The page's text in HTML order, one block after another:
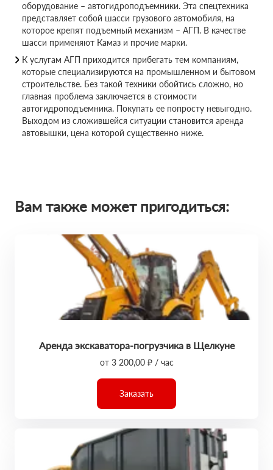
оборудование – автогидроподъемники. Эта спецтехника
представляет собой шасси грузового автомобиля, на
которое крепят подъемный механизм – АГП. В качестве
шасси применяют Камаз и прочие марки.
К услугам АГП приходится прибегать тем компаниям,
которые специализируются на промышленном и бытовом
строительстве. Без такой техники обойтись сложно, но
главная проблема заключается в стоимости
автогидроподъемника. Покупать ее попросту невыгодно.
Выходом из сложившейся ситуации становится аренда
автовышки, цена которой существенно ниже.
Вам также может пригодиться:
Аренда экскаватора-погрузчика в Щелкуне
от 3 200,00 ₽ / час
Заказать